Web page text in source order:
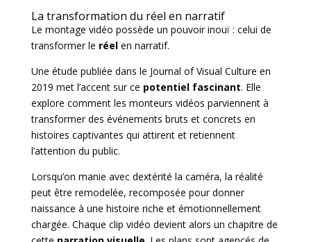
La transformation du réel en narratif
Le montage vidéo possède un pouvoir inouï : celui de
transformer le réel en narratif.
Une étude publiée dans le Journal of Visual Culture en
2019 met l’accent sur ce potentiel fascinant. Elle
explore comment les monteurs vidéos parviennent à
transformer des événements bruts et concrets en
histoires captivantes qui attirent et retiennent
l’attention du public.
Lorsqu’on manie avec dextérité la caméra, la réalité
peut être remodelée, recomposée pour donner
naissance à une histoire riche et émotionnellement
chargée. Chaque clip vidéo devient alors un chapitre de